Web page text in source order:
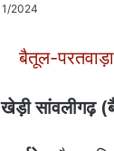
2024
सांवलीगढ़